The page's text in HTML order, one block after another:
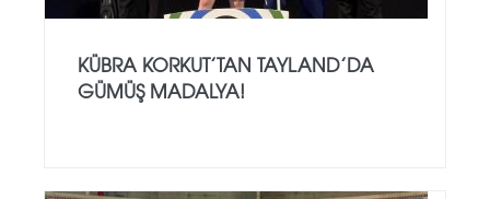
KÜBRA KORKUT’TAN TAYLAND’DA
GÜMÜŞ MADALYA!